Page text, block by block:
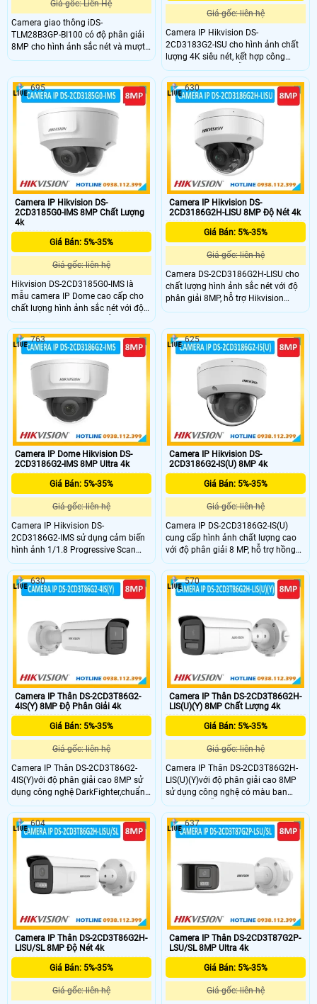
Giá gốc: Liên Hệ
Camera giao thông iDS-
TLM28B3GP-BI100 có độ phân giải
8MP cho hình ảnh sắc nét và mượt
mà, cùng tầm quan sát hồng ngoại
tốc độ cao 180 km/h, camera tích
hợp AI giúp nhận diện biển số xe
chính xác. Camera hỗ trợ công nghệ
nén H.265+, khe cắm thẻ nhớ
512GB, chuẩn IP67, IK10 và PoE
đảm bảo hiệu suất ổn định trong
mọi điều kiện.
Giá gốc: liên hệ
Camera IP Hikvision DS-
2CD3183G2-ISU cho hình ảnh chất
lượng 4K siêu nét, kết hợp công
nghệ hồng ngoại hỗ trợ xem đêm
tầm xa 40m rõ ràng. Hỗ trợ tính
năng phát hiện con người và
phương tiện bảo vệ an ninh hiệu
quả, camera còn trang bị micrô tích
hợp, khe cắm thẻ nhớ lên đến 512
GB lưu trữ hình ảnh video linh hoạt
Camera IP Hikvision DS-
2CD3185G0-IMS 8MP Chất Lượng
4k
Giá Bán: 5%-35%
Giá gốc: liên hệ
Hikvision DS-2CD3185G0-IMS là
mẫu camera IP Dome cao cấp cho
chất lượng hình ảnh sắc nét với độ
phân giải 8MP. Camera hỗ trợ xem
trực tiếp đầu ra HDMI, trang bị công
nghệ DarkFighter cùng hỗ trợ hồng
ngoại lên đến 40m giúp giám sát
ban đêm hiệu quả, với thiết kế vỏ
hợp kim nhôm và chống va đập
IK10 camera có thể hoạt động một
cách bền bỉ
695
Camera IP Hikvision DS-
2CD3186G2H-LISU 8MP Độ Nét 4k
Giá Bán: 5%-35%
Giá gốc: liên hệ
Camera DS-2CD3186G2H-LISU cho
chất lượng hình ảnh sắc nét với độ
phân giải 8MP, hỗ trợ Hikvision
Embedded Open Platform (HEOP),
ba. Được trang bị tính năng Smart
Hybrid Light, công nghệ WDR 130dB
cho phép camera ghi hình rõ ràng
độ sáng hài hòa cả ngày lẫn đêm,
hỗ trợ chức năng phát hiện con
người và phương tiện bảo vệ an
ninh hiệu quả
630
Camera IP Dome Hikvision DS-
2CD3186G2-IMS 8MP Ultra 4k
Giá Bán: 5%-35%
Giá gốc: liên hệ
Camera IP Hikvision DS-
2CD3186G2-IMS sử dụng cảm biến
hình ảnh 1/1.8 Progressive Scan
CMOS độ phân giải 8MP cho chất
lượng hình ảnh siêu nét, chi tiết.
Ngoài ra, camera còn trang bị nhiều
năng như chống ngược sáng WDR
30m, hỗ trợ giám sát trực tiếp với
đầu ra HDMI
763
Camera IP Hikvision DS-
2CD3186G2-IS(U) 8MP 4k
Giá Bán: 5%-35%
Giá gốc: liên hệ
Camera IP DS-2CD3186G2-IS(U)
cung cấp hình ảnh chất lượng cao
với độ phân giải 8 MP, hỗ trợ hồng
ngoại ban đêm 40m và DarkFighter
giúp giám sát rõ ràng hơn vào ban
đêm. Camera chuyên dùng dự án
Hỗ trợ Hikvision Embedded Open
của bên thứ ba, khả năng phát hiện
con người và phương tiện bảo vệ an
ninh hiệu quả
625
Camera IP Thân DS-2CD3T86G2-
4IS(Y) 8MP Độ Phân Giải 4k
Giá Bán: 5%-35%
Giá gốc: liên hệ
Camera IP Thân DS-2CD3T86G2-
4IS(Y)với độ phân giải cao 8MP sử
dụng công nghệ DarkFighter,chuẩn
nén H.265,cùng chức năng chóng
ngược sáng WDR cho hình ảnh rõ
nét ,hồng ngoại xa 90m,chuẩn
IP67,hỗ trợ thẻ nhớ SD 512GB.Vỏ
cho bạn,phân loại mục tiêu con
người và phương tiện.
630
Camera IP Thân DS-2CD3T86G2H-
LIS(U)(Y) 8MP Chất Lượng 4k
Giá Bán: 5%-35%
Giá gốc: liên hệ
Camera IP Thân DS-2CD3T86G2H-
LIS(U)(Y)với độ phân giải cao 8MP
sử dụng công nghệ có màu ban
đêm 24/7 hỗ trợ đèn kép xa
60m,chuẩn nén H.265,cùng chức
năng chóng ngược sáng WDR cho
hình ảnh rõ nét,chuẩn IP67,hỗ trợ
lựa chọn hoàn hảo cho bạn,phân
loại mục tiêu con người và phương
tiện.Tích hợp micro ghi âm thanh.
570
Camera IP Thân DS-2CD3T86G2H-
LISU/SL 8MP Độ Nét 4k
Giá Bán: 5%-35%
Giá gốc: liên hệ
604
Camera IP Thân DS-2CD3T87G2P-
LSU/SL 8MP Ultra 4k
Giá Bán: 5%-35%
Giá gốc: liên hệ
637